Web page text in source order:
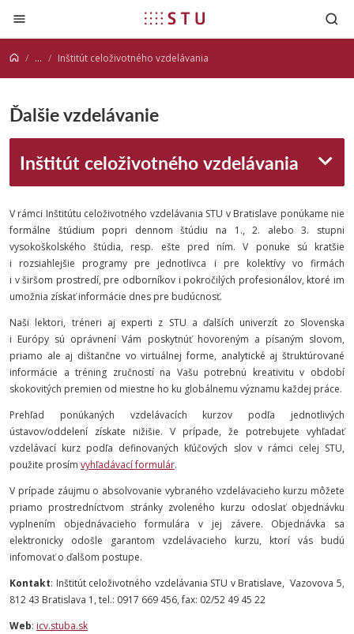
Prejsť na obsah
... Inštitút celoživotného vzdelávania
Ďalšie vzdelávanie
Inštitút celoživotného vzdelávania
V rámci Inštitútu celoživotného vzdelávania STU v Bratislave ponúkame nie
formálne štúdium popri dennom štúdiu na 1., 2. alebo 3. stupni
vysokoškolského štúdia, resp. ešte pred ním. V ponuke sú kratšie
i rozsiahlejšie programy pre jednotlivca i pre kolektívy vo firmách
i v širšom prostredí, pre odborníkov i pokročilých profesionálov, ktoré im
umožnia získať informácie dnes pre budúcnosť.
Naši lektori, tréneri aj experti z STU a ďalších univerzít zo Slovenska
i Európy sú oprávnení Vám poskytnúť hovoreným a písaným slovom,
priamo ale aj dištančne vo virtuálnej forme, analytické aj štruktúrované
informácie a tréning zručností na Vašu potrebnú kreativitu v období
skokovitých premien od miestne ho ku globálnemu významu každej práce.
Prehľad ponúkaných vzdelávacích kurzov podľa jednotlivých
ústavov/oddelení získate nižišie. V prípade, že potrebujete vyhľadať
vzdelávací kurz podľa definovaných kľúčových slov v rámci celej STU,
použite prosím vyhľadávací formulár.
V prípade záujmu o absolvovanie vybraného vzdelávacieho kurzu môžete
priamo prostredníctvom stránky zvoleného kurzu odoslať objednávku
vyplnením objednávacieho formulára v jej závere. Objednávka sa
elektronicky odošle garantom vzdelávacieho kurzu, ktorí vás budú
infomovať o ďalšom postupe.
Kontakt: Inštitút celoživotného vzdelávania STU v Bratislave, Vazovova 5,
812 43 Bratislava 1, tel.: 0917 669 456, fax: 02/52 49 45 22
Web: icv.stuba.sk